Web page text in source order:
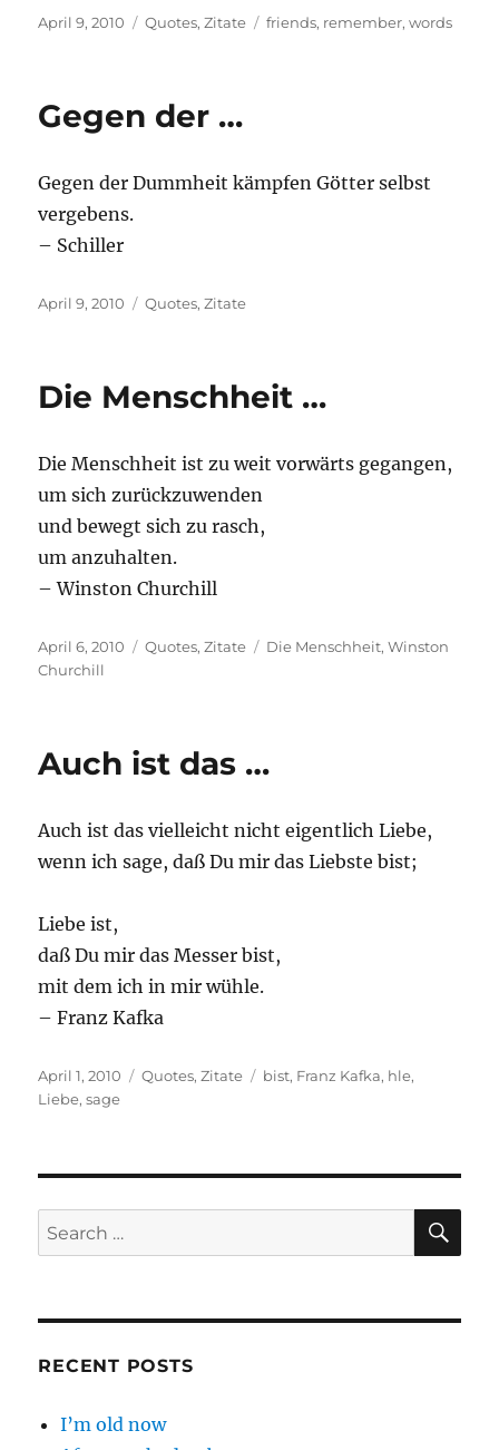
Posted
April 9, 2010 Categories
Quotes,Zitate Tags
friends, remember,words
Gegen der …
Gegen der Dummheit kämpfen Götter selbst
vergebens.
– Schiller
Posted
April 9, 2010 Categories
Quotes,Zitate
Die Menschheit …
Die Menschheit ist zu weit vorwärts gegangen,
um sich zurückzuwenden
und bewegt sich zu rasch,
um anzuhalten.
– Winston Churchill
Posted
on
April 6, 2010 Categories
Quotes,Zitate Tags
Die Menschheit,Winston
Churchill
Auch ist das …
Auch ist das vielleicht nicht eigentlich Liebe,
wenn ich sage, daß Du mir das Liebste bist;
Liebe ist,
daß Du mir das Messer bist,
mit dem ich in mir wühle.
– Franz Kafka
Posted
on
April 1, 2010 Categories
Quotes,Zitate Tags
bist, Franz Kafka, hle,
Liebe,sage
Search
for:
RECENT POSTS
I’m old now